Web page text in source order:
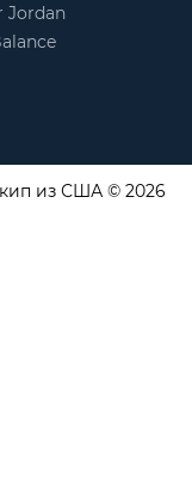
Jordan
из США © 2026